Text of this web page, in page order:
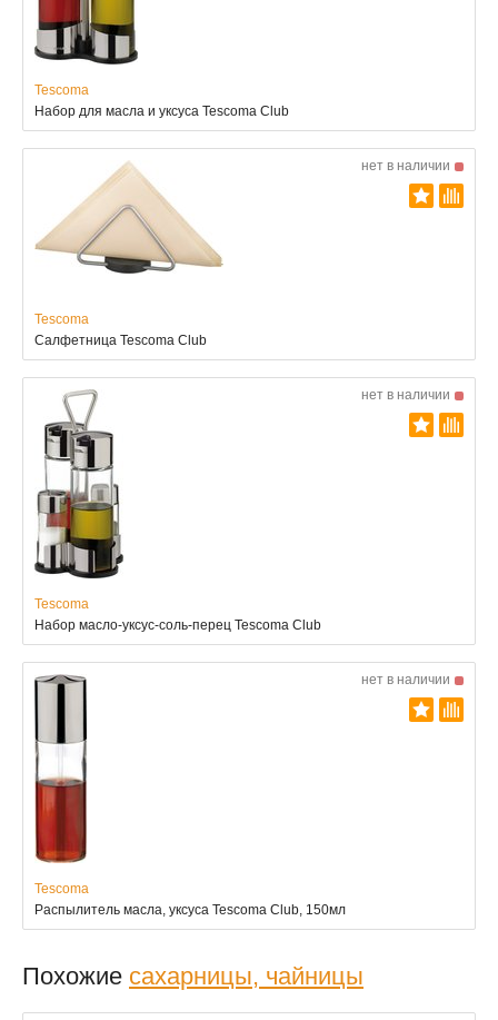
Tescoma
Набор для масла и уксуса Tescoma Club
нет в наличии
Tescoma
Салфетница Tescoma Club
нет в наличии
Tescoma
Набор масло-уксус-соль-перец Tescoma Club
нет в наличии
Tescoma
Распылитель масла, уксуса Tescoma Club, 150мл
Похожие сахарницы, чайницы